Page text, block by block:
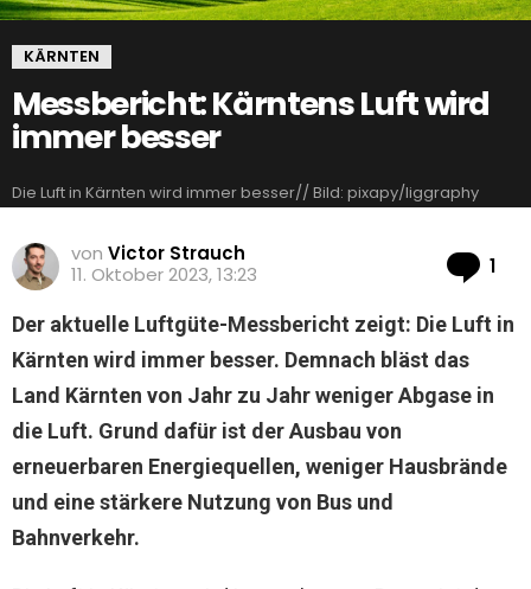
KÄRNTEN
Messbericht: Kärntens Luft wird
immer besser
Die Luft in Kärnten wird immer besser// Bild: pixapy/liggraphy
von Victor Strauch
11. Oktober 2023, 13:23
1
Der aktuelle Luftgüte-Messbericht zeigt: Die Luft in
Kärnten wird immer besser. Demnach bläst das
Land Kärnten von Jahr zu Jahr weniger Abgase in
die Luft. Grund dafür ist der Ausbau von
erneuerbaren Energiequellen, weniger Hausbrände
und eine stärkere Nutzung von Bus und
Bahnverkehr.